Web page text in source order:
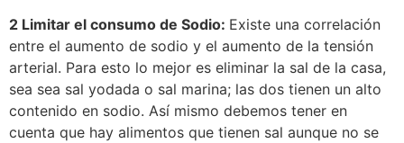
2 Limitar el consumo de Sodio: Existe una correlación
entre el aumento de sodio y el aumento de la tensión
arterial. Para esto lo mejor es eliminar la sal de la casa,
sea sea sal yodada o sal marina; las dos tienen un alto
contenido en sodio. Así mismo debemos tener en
cuenta que hay alimentos que tienen sal aunque no se